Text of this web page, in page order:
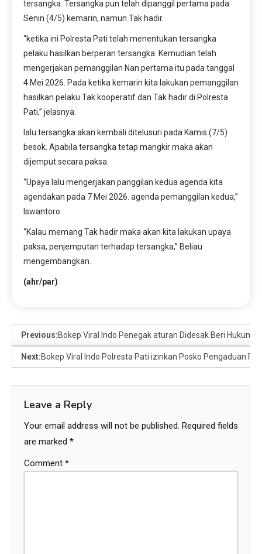
tersangka. Tersangka pun telah dipanggil pertama pada
Senin (4/5) kemarin, namun Tak hadir.
“ketika ini Polresta Pati telah menentukan tersangka
pelaku hasilkan berperan tersangka. Kemudian telah
mengerjakan pemanggilan Nan pertama itu pada tanggal
4 Mei 2026. Pada ketika kemarin kita lakukan pemanggilan
hasilkan pelaku Tak kooperatif dan Tak hadir di Polresta
Pati,” jelasnya.
lalu tersangka akan kembali ditelusuri pada Kamis (7/5)
besok. Apabila tersangka tetap mangkir maka akan
dijemput secara paksa.
“Upaya lalu mengerjakan panggilan kedua agenda kita
agendakan pada 7 Mei 2026. agenda pemanggilan kedua,”
Iswantoro.
“Kalau memang Tak hadir maka akan kita lakukan upaya
paksa, penjemputan terhadap tersangka,” Beliau
mengembangkan.
(ahr/par)
Previous:Bokep Viral Indo Penegak aturan Didesak Beri
Next:Bokep Viral Indo Polresta Pati izinkan Posko Pengaduan
Leave a Reply
Your email address will not be published. Required fields
are marked *
Comment *